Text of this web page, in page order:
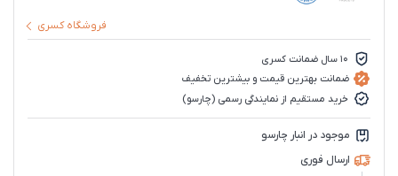
فروشگاه کسری
10 سال ضمانت کسری
ضمانت بهترین قیمت و بیشترین تخفیف
خرید مستقیم از نمایندگی رسمی (چارسو)
موجود در انبار چارسو
ارسال فوری